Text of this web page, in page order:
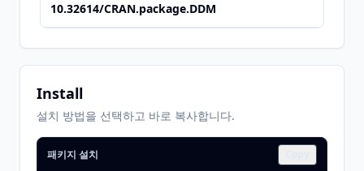
10.32614/CRAN.package.DDM
Install
설치 방법을 선택하고 바로 복사합니다.
패키지 설치